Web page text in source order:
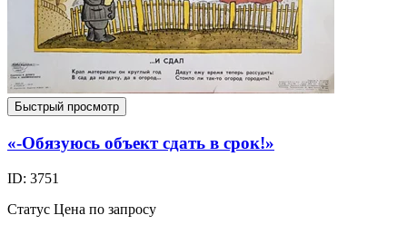
Быстрый просмотр
«-Обязуюсь объект сдать в срок!»
ID: 3751
Статус Цена по запросу